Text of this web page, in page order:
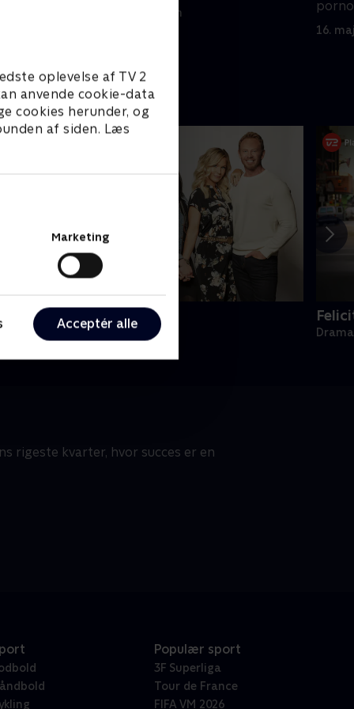
oplevelse af TV 2
anvende cookie-data
cookies herunder, og
af siden. Læs
Marketing
Acceptér alle
9. maj 1999 • 42 min
16.
BH90210
• 1 sæsoner
rigeste kvarter, hvor succes er en
Populær sport
3F Superliga
Tour de France
FIFA VM 2026